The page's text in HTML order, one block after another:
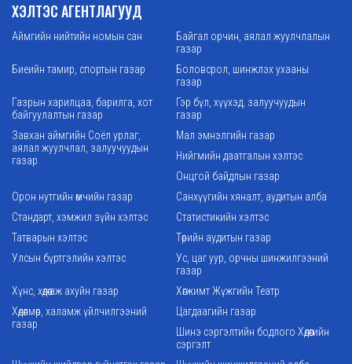
ХЭЛТЭС АГЕНТЛАГУУД
Аймгийн нийтийн номын сан
Байгал орчин, аялал жуулчлалын
газар
Биеийн тамир, спортын газар
Боловсрол, шинжлэх ухааны
газар
Газрын харилцаа, барилга, хот
байгуулалтын газар
Гэр бүл, хүүхэд, залуучуудын
газар
Завхан аймгийн Соёл урлаг,
аялал жуулчлал, залуучуудын
газар
Мал эмнэлгийн газар
Нийгмийн даатгалын хэлтэс
Онцгой байдлын газар
Орон нутгийн өмчийн газар
Санхүүгийн хяналт, аудитын алба
Стандарт, хэмжил зүйн хэлтэс
Статистикийн хэлтэс
Татварын хэлтэс
Төрийн аудитын газар
Улсын бүртгэлийн хэлтэс
Ус, цаг уур, орчны шинжилгээний
газар
Хүнс, хөдөө аж ахуйн газар
Хөгжимт Жүжгийн Театр
Хөдөлмөр, халамж үйлчилгээний
газар
Цагдаагийн газар
Шинэ сэргэлтийн бодлого Хөдөөгийн
сэргэлт